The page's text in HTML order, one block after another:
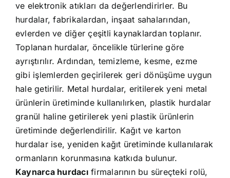
ve elektronik atıkları da değerlendirirler. Bu
hurdalar, fabrikalardan, inşaat sahalarından,
evlerden ve diğer çeşitli kaynaklardan toplanır.
Toplanan hurdalar, öncelikle türlerine göre
ayrıştırılır. Ardından, temizleme, kesme, ezme
gibi işlemlerden geçirilerek geri dönüşüme uygun
hale getirilir. Metal hurdalar, eritilerek yeni metal
ürünlerin üretiminde kullanılırken, plastik hurdalar
granül haline getirilerek yeni plastik ürünlerin
üretiminde değerlendirilir. Kağıt ve karton
hurdalar ise, yeniden kağıt üretiminde kullanılarak
ormanların korunmasına katkıda bulunur.
Kaynarca hurdacıfirmalarının bu süreçteki rolü,